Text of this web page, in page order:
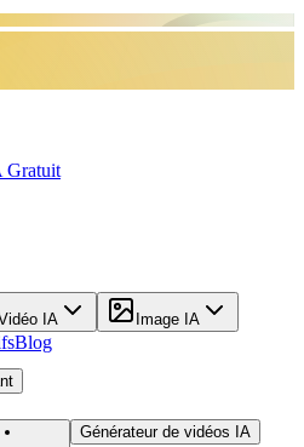
Gratuit
IA Image IA
Blog
Générateur de vidéos IA